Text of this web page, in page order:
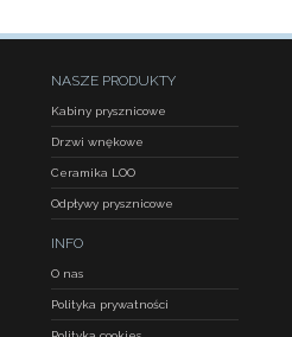
NASZE PRODUKTY
Kabiny prysznicowe
Drzwi wnękowe
Ceramika LOO
Odpływy prysznicowe
INFO
O nas
Polityka prywatności